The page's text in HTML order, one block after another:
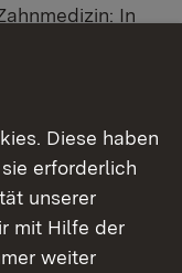
In
Schritt-für-
Studium.
Diese haben
erforderlich
unserer
mit Hilfe der
weiter